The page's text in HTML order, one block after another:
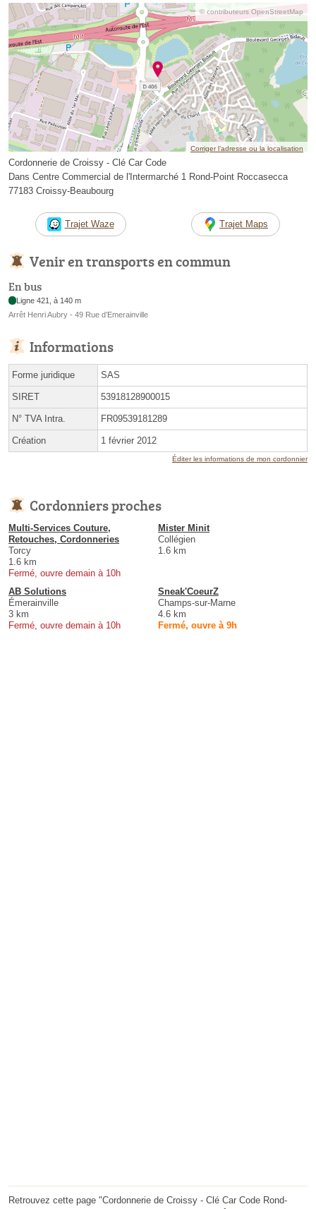
© contributeurs OpenStreetMap
Corriger l’adresse ou la localisation
Cordonnerie de Croissy - Clé Car Code
Dans Centre Commercial de l'Intermarché 1 Rond-Point Roccasecca
77183 Croissy-Beaubourg
Trajet Waze Trajet Maps
Venir en transports en commun
En bus
Ligne 421, à 140 m
Arrêt Henri Aubry - 49 Rue d’Emerainville
Informations
Forme juridique SAS
SIRET 53918128900015
N° TVA Intra. FR09539181289
Création 1 février 2012
Éditer les informations de mon cordonnier
Cordonniers proches
Multi-Services Couture,
Retouches, Cordonneries
Torcy
1.6 km
Fermé, ouvre demain à 10h
Mister Minit
Collégien
1.6 km
AB Solutions
Émerainville
3 km
Fermé, ouvre demain à 10h
Sneak'CoeurZ
Champs-sur-Marne
4.6 km
Fermé, ouvre à 9h
Retrouvez cette page "Cordonnerie de Croissy - Clé Car Code Rond-